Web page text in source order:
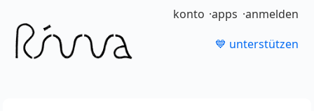
konto apps anmelden
💙 unterstützen